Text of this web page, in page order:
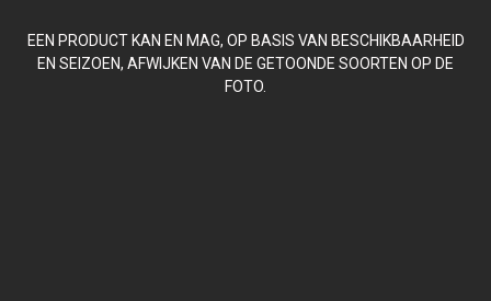
EEN PRODUCT KAN EN MAG, OP BASIS VAN BESCHIKBAARHEID
EN SEIZOEN, AFWIJKEN VAN DE GETOONDE SOORTEN OP DE
FOTO.